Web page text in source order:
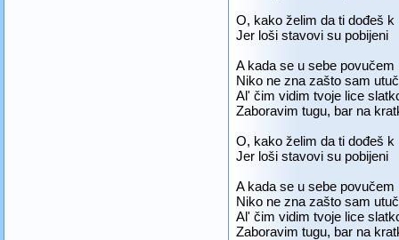
O, kako želim da ti dođeš k
Jer loši stavovi su pobijeni
A kada se u sebe povučem
Niko ne zna zašto sam
Al' čim vidim tvoje lice
Zaboravim tugu, bar na
O, kako želim da ti dođeš k
Jer loši stavovi su pobijeni
A kada se u sebe povučem
Niko ne zna zašto sam
Al' čim vidim tvoje lice
Zaboravim tugu, bar na